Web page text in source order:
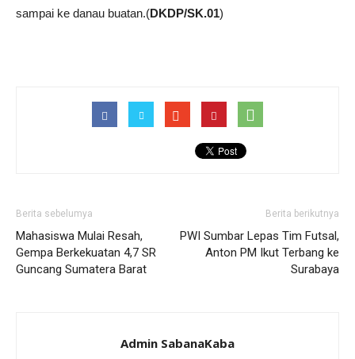
sampai ke danau buatan.(DKDP/SK.01)
Berita sebelumya
Mahasiswa Mulai Resah,
Gempa Berkekuatan 4,7 SR
Guncang Sumatera Barat
Berita berikutnya
PWI Sumbar Lepas Tim Futsal,
Anton PM Ikut Terbang ke
Surabaya
Admin SabanaKaba